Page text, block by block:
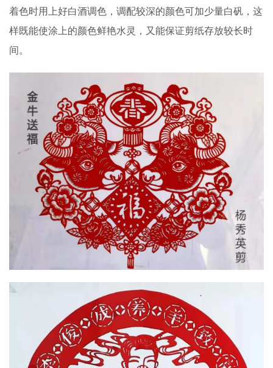
着色时用上好白酒调色，调配较深的颜色可加少量白矾，这
样既能使涂上的颜色鲜艳水灵，又能保证剪纸存放较长时
间。